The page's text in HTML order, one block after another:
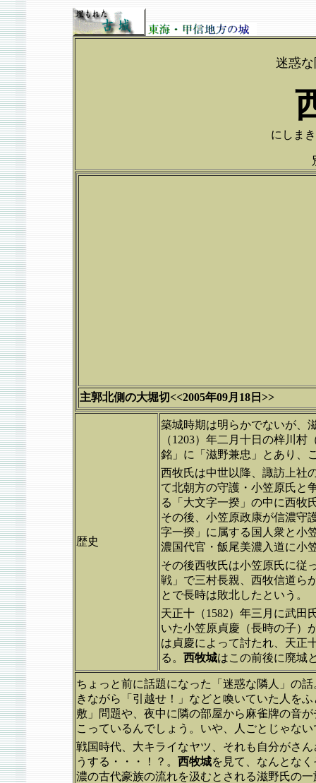
迷惑
にしま
主郭北側の大堀切<<2005年09月18日>>
歴史
築城時期は明らかでないが、
（1203）年二月十日の梓川
銘」に「滋野兼忠」とあり、
西牧氏は中世以降、諏訪上社
て北朝方の守護・小笠原氏と
る「大文字一揆」の中に西牧
その後、小笠原政康が信濃守
字一揆」に属する国人衆と小
濃国代官・飯尾美濃入道に小
その後西牧氏は小笠原氏に従
戦」で三村長親、西牧信道ら
とで長時は敗北したという。
天正十（1582）年三月に武田
いた小笠原貞慶（長時の子）
は貞慶によって討たれ、天正
る。 西牧城はこの前後に廃城
ちょっと前に話題になった「迷惑な隣人」の
きながら「引越せ！」などと喚いていた人を
敷」問題や、夜中に隣の部屋から麻雀牌の音
こっているんでしょう。いや、人ごとじゃない
戦国時代、大キライなヤツ、それも自分がさ
うする・・・！？。 西牧城を見て、なんとな
濃の古代豪族の流れを汲むとされる滋野氏の